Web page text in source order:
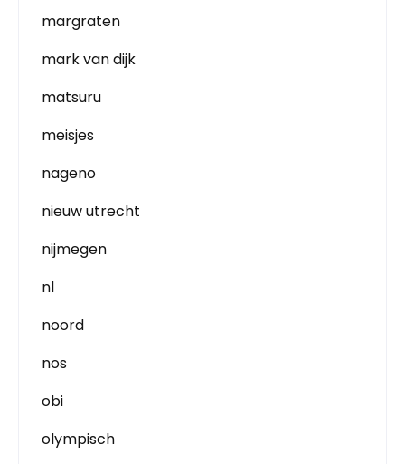
margraten
mark van dijk
matsuru
meisjes
nageno
nieuw utrecht
nijmegen
nl
noord
nos
obi
olympisch